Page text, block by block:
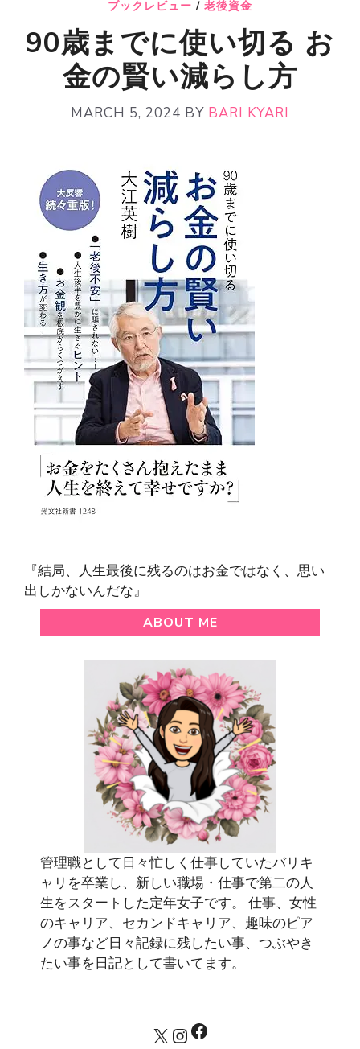
ブックレビュー / 老後資金
90歳までに使い切る お
金の賢い減らし方
MARCH 5, 2024 BY BARI KYARI
『結局、人生最後に残るのはお金ではなく、思い
出しかないんだな』
ABOUT ME
管理職として日々忙しく仕事していたバリキ
ャリを卒業し、新しい職場・仕事で第二の人
生をスタートした定年女子です。 仕事、女性
のキャリア、セカンドキャリア、趣味のピア
ノの事など日々記録に残したい事、つぶやき
たい事を日記として書いてます。
X Instagram
Facebook